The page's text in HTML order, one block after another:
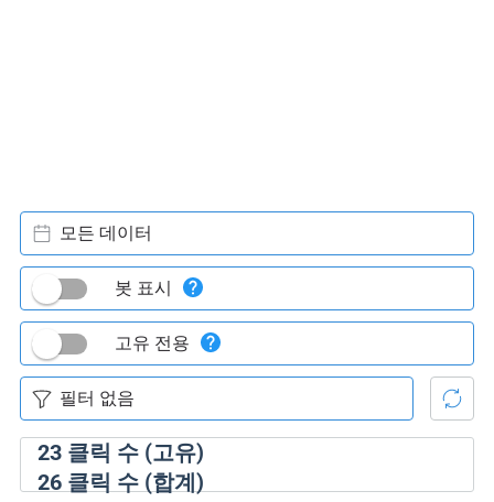
23클릭 수 (고유)
26클릭 수 (합계)
모든 데이터
봇 표시
고유 전용